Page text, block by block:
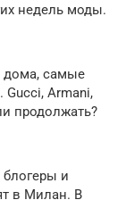
недель моды.
дома, самые
Armani,
продолжать?
и
в Милан. В